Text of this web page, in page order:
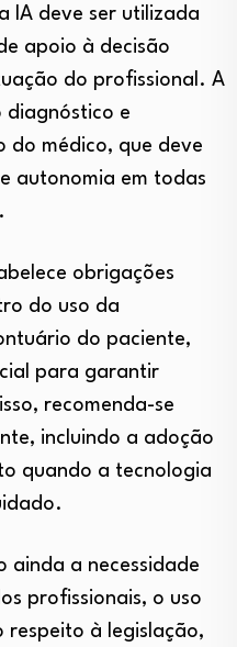
IA deve ser utilizada
apoio à decisão
do profissional. A
diagnóstico e
do médico, que deve
autonomia em todas
obrigações
do uso da
do paciente,
para garantir
recomenda-se
incluindo a adoção
quando a tecnologia
ainda a necessidade
profissionais, o uso
respeito à legislação,